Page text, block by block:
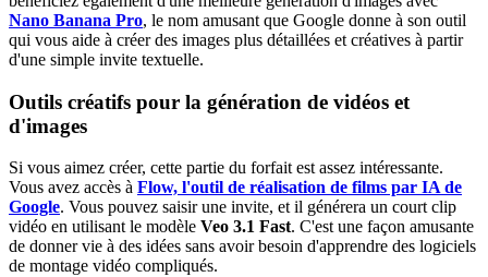
Nano Banana Pro, le nom amusant que Google donne à son outil
qui vous aide à créer des images plus détaillées et créatives à partir
d'une simple invite textuelle.
Outils créatifs pour la génération de vidéos et
d'images
Si vous aimez créer, cette partie du forfait est assez intéressante.
Vous avez accès à Flow, l'outil de réalisation de films par IA de
Google. Vous pouvez saisir une invite, et il générera un court clip
vidéo en utilisant le modèle Veo 3.1 Fast. C'est une façon amusante
de donner vie à des idées sans avoir besoin d'apprendre des logiciels
de montage vidéo compliqués.